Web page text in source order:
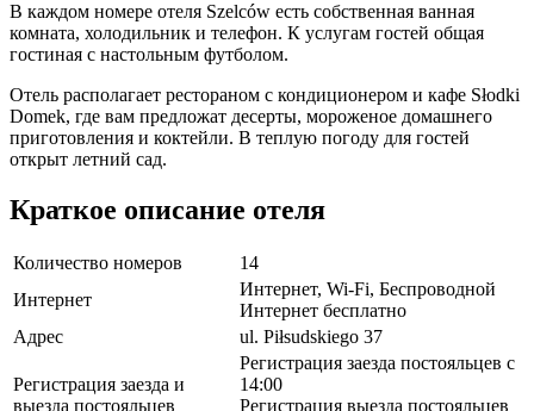
В каждом номере отеля Szelców есть собственная ванная
комната, холодильник и телефон. К услугам гостей общая
гостиная с настольным футболом.
Отель располагает рестораном с кондиционером и кафе Słodki
Domek, где вам предложат десерты, мороженое домашнего
приготовления и коктейли. В теплую погоду для гостей
открыт летний сад.
Краткое описание отеля
Количество номеров
14
Интернет
Интернет, Wi-Fi, Беспроводной
Интернет бесплатно
Адрес
ul. Piłsudskiego 37
Регистрация заезда и
выезда постояльцев
Регистрация заезда постояльцев с
14:00
Регистрация выезда постояльцев